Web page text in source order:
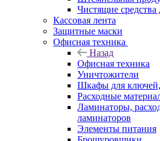
Чистящие средства
Кассовая лента
Защитные маски
Офисная техника
Назад
Офисная техника
Уничтожители
Шкафы для ключей,
Расходные
Ламинаторы,
ламинаторов
Элементы питания